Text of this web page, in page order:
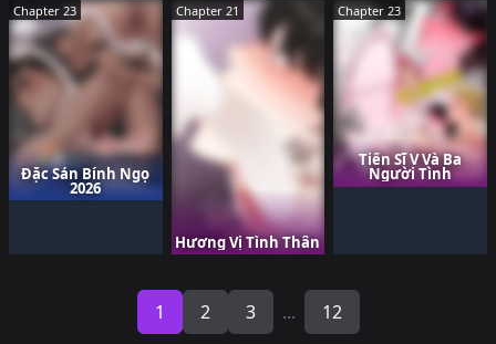
Chapter 23
Đặc Sản Bính Ngọ
2026
Chapter 21
Hương Vị Tình Thân
Chapter 23
Tiến Sĩ V Và Ba
Người Tình
1 2 3 ... 12